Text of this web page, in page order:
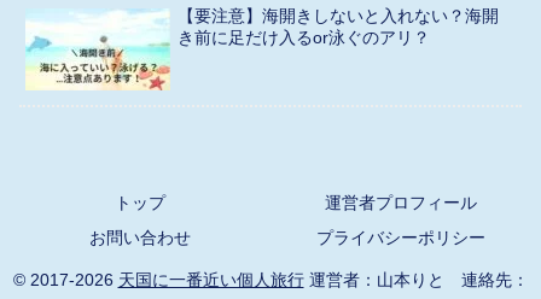
【要注意】海開きしないと入れない？海開
き前に足だけ入るor泳ぐのアリ？
トップ
運営者プロフィール
お問い合わせ
プライバシーポリシー
© 2017-2026 天国に一番近い個人旅行運営者：山本りと 連絡先：